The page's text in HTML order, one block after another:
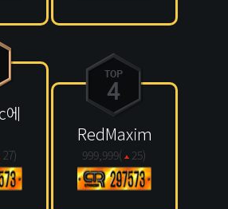
에
27)
RedMaxim
999,999( 25)